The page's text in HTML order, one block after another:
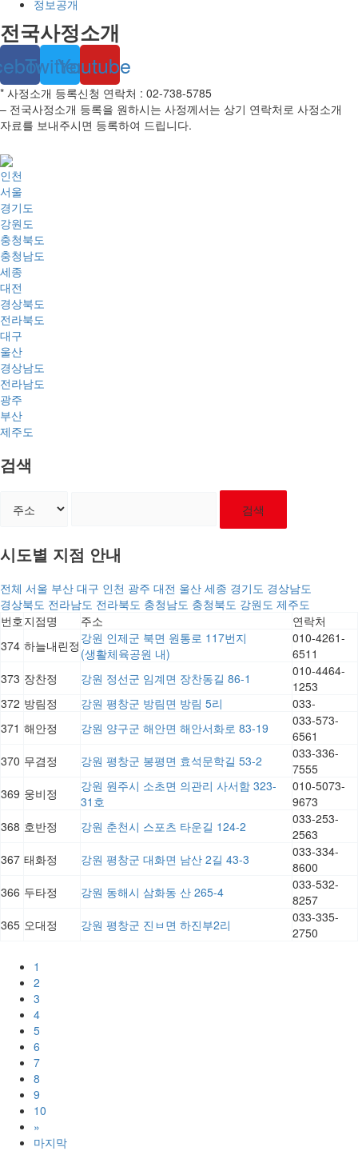
정보공개
전국사정소개
TwitterYoutube
* 사정소개 등록신청 연락처 : 02-738-5785
– 전국사정소개 등록을 원하시는 사정께서는 상기 연락처로 사정소개
자료를 보내주시면 등록하여 드립니다.
인천
서울
경기도
강원도
충청북도
충청남도
세종
대전
경상북도
전라북도
대구
울산
경상남도
전라남도
광주
부산
제주도
검색
검색
시도별 지점 안내
전체 서울 부산 대구 인천 광주 대전 울산 세종 경기도 경상남도
경상북도 전라남도 전라북도 충청남도 충청북도 강원도 제주도
번호지점명 주소
연락처
374 하늘내린정 강원 인제군 북면 원통로 117번지
(생활체육공원 내)
010-4261-
6511
373 장찬정 강원 정선군 임계면 장찬동길 86-1
010-4464-
1253
372 방림정 강원 평창군 방림면 방림 5리
033-
371 해안정 강원 양구군 해안면 해안서화로 83-19
033-573-
6561
370 무겸정 강원 평창군 봉평면 효석문학길 53-2
033-336-
7555
369 웅비정
강원 원주시 소초면 의관리 사서함 323-
31호
010-5073-
9673
368 호반정 강원 춘천시 스포츠 타운길 124-2
033-253-
2563
367 태화정 강원 평창군 대화면 남산 2길 43-3
033-334-
8600
366 두타정 강원 동해시 삼화동 산 265-4
033-532-
8257
365 오대정 강원 평창군 진ㅂ면 하진부2리
033-335-
2750
1
2
3
4
5
6
7
8
9
10
»
마지막